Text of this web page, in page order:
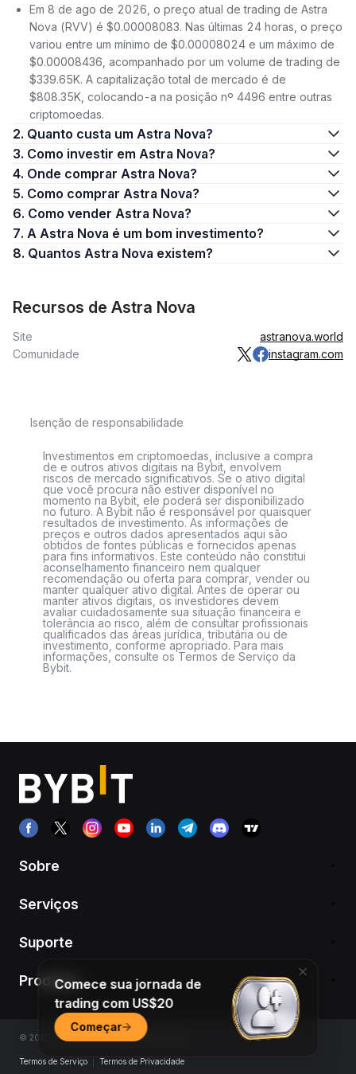
Em 8 de ago de 2026, o preço atual de trading de Astra
Nova (RVV) é $0.00008083. Nas últimas 24 horas, o preço
variou entre um mínimo de $0.00008024 e um máximo de
$0.00008436, acompanhado por um volume de trading de
$339.65K. A capitalização total de mercado é de
$808.35K, colocando-a na posição nº 4496 entre outras
criptomoedas.
2. Quanto custa um Astra Nova?
3. Como investir em Astra Nova?
4. Onde comprar Astra Nova?
5. Como comprar Astra Nova?
6. Como vender Astra Nova?
7. A Astra Nova é um bom investimento?
8. Quantos Astra Nova existem?
Recursos de Astra Nova
Site
astranova.world
Comunidade
instagram.com
Isenção de responsabilidade
Investimentos em criptomoedas, inclusive a compra
de e outros ativos digitais na Bybit, envolvem
riscos de mercado significativos. Se o ativo digital
que você procura não estiver disponível no
momento na Bybit, ele poderá ser disponibilizado
no futuro. A Bybit não é responsável por quaisquer
resultados de investimento. As informações de
preços e outros dados apresentados aqui são
obtidos de fontes públicas e fornecidos apenas
para fins informativos. Este conteúdo não constitui
aconselhamento financeiro nem qualquer
recomendação ou oferta para comprar, vender ou
manter qualquer ativo digital. Antes de operar ou
manter ativos digitais, os investidores devem
avaliar cuidadosamente sua situação financeira e
tolerância ao risco, além de consultar profissionais
qualificados das áreas jurídica, tributária ou de
investimento, conforme apropriado. Para mais
informações, consulte os Termos de Serviço da
Bybit.
Sobre
Serviços
Suporte
Produtos
© 2018-2026 Bybit.com. All rights reserved.
Termos de Serviço Termos de Privacidade
Comece sua jornada de
trading com US$20
Começar